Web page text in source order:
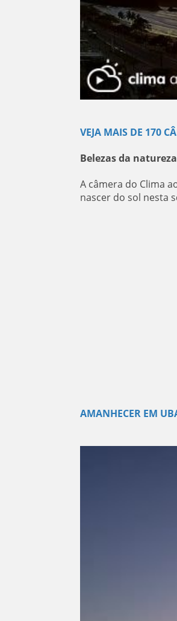
VEJA MAIS DE 170
Belezas da natureza
A câmera do Clima
nascer do sol nesta
AMANHECER EM